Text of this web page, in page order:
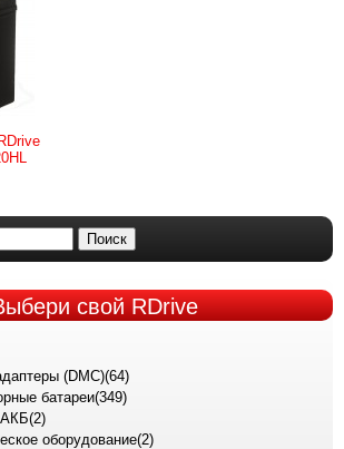
Поиск
свой RDrive
(DMC)(64)
батареи(349)
(2)
оборудование(2)